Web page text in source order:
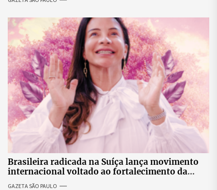
Brasileira radicada na Suíça lança movimento
internacional voltado ao fortalecimento da
identidade feminina
GAZETA SÃO PAULO